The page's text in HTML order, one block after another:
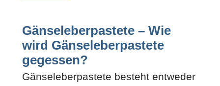
Gänseleberpastete – Wie
wird Gänseleberpastete
gegessen?
Gänseleberpastete besteht entweder